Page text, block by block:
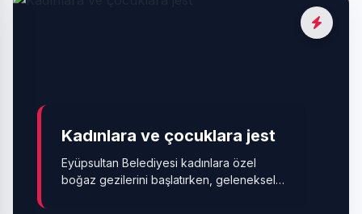
Kadınlara ve çocuklara jest
Eyüpsultan Belediyesi kadınlara özel
boğaz gezilerini başlatırken, geleneksel